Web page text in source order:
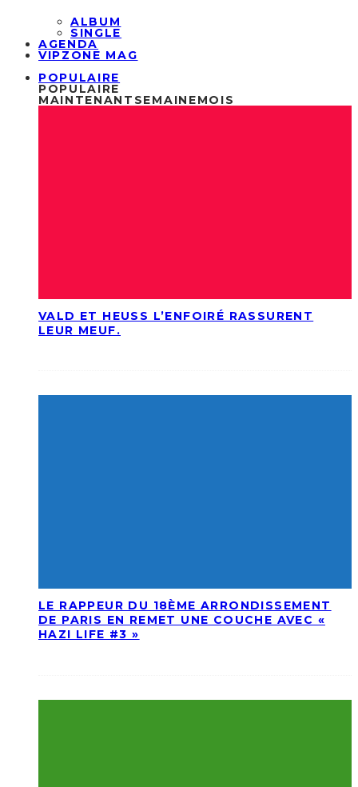
ALBUM
SINGLE
AGENDA
VIPZONE MAG
POPULAIRE
POPULAIRE
MAINTENANT SEMAINEMOIS
VALD ET HEUSS L’ENFOIRÉ RASSURENT
LEUR MEUF.
LE RAPPEUR DU 18ÈME ARRONDISSEMENT
DE PARIS EN REMET UNE COUCHE AVEC «
HAZI LIFE #3 »